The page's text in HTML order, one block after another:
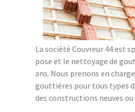
La société Couvreur 44 est
pose et le nettoyage de
ans. Nous prenons en
gouttières pour tous types
des constructions neuves ou